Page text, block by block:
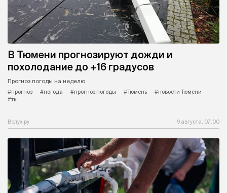
В Тюмени прогнозируют дожди и
похолодание до +16 градусов
Прогноз погоды на неделю.
#прогноз
#погода #прогноз погоды #Тюмень
#новости Тюмени
#тк
Вслух.ру 9 августа, 07:00